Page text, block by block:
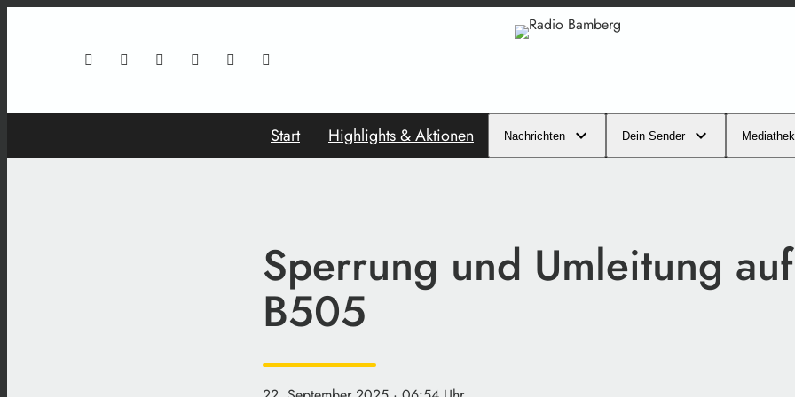
Start Highlights & Aktionen Nachrichten Dein Sender Mediathek
Sperrung und Umleitung
B505